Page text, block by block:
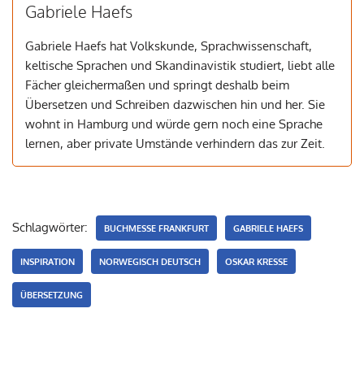
Gabriele Haefs
Gabriele Haefs hat Volkskunde, Sprachwissenschaft,
keltische Sprachen und Skandinavistik studiert, liebt alle
Fächer gleichermaßen und springt deshalb beim
Übersetzen und Schreiben dazwischen hin und her. Sie
wohnt in Hamburg und würde gern noch eine Sprache
lernen, aber private Umstände verhindern das zur Zeit.
Schlagwörter: BUCHMESSE FRANKFURT GABRIELE HAEFS
INSPIRATION NORWEGISCH DEUTSCH OSKAR KRESSE
ÜBERSETZUNG